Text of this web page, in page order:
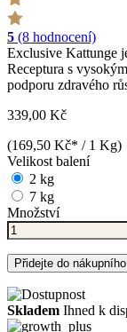
5 (8 hodnocení)
Exclusive Kattunge
Receptura s
podporu zdravého
339,00 Kč
(169,50 Kč* / 1 Kg)
Velikost balení
2 kg
7 kg
Množství
Přidejte do
Skladem Ihned k